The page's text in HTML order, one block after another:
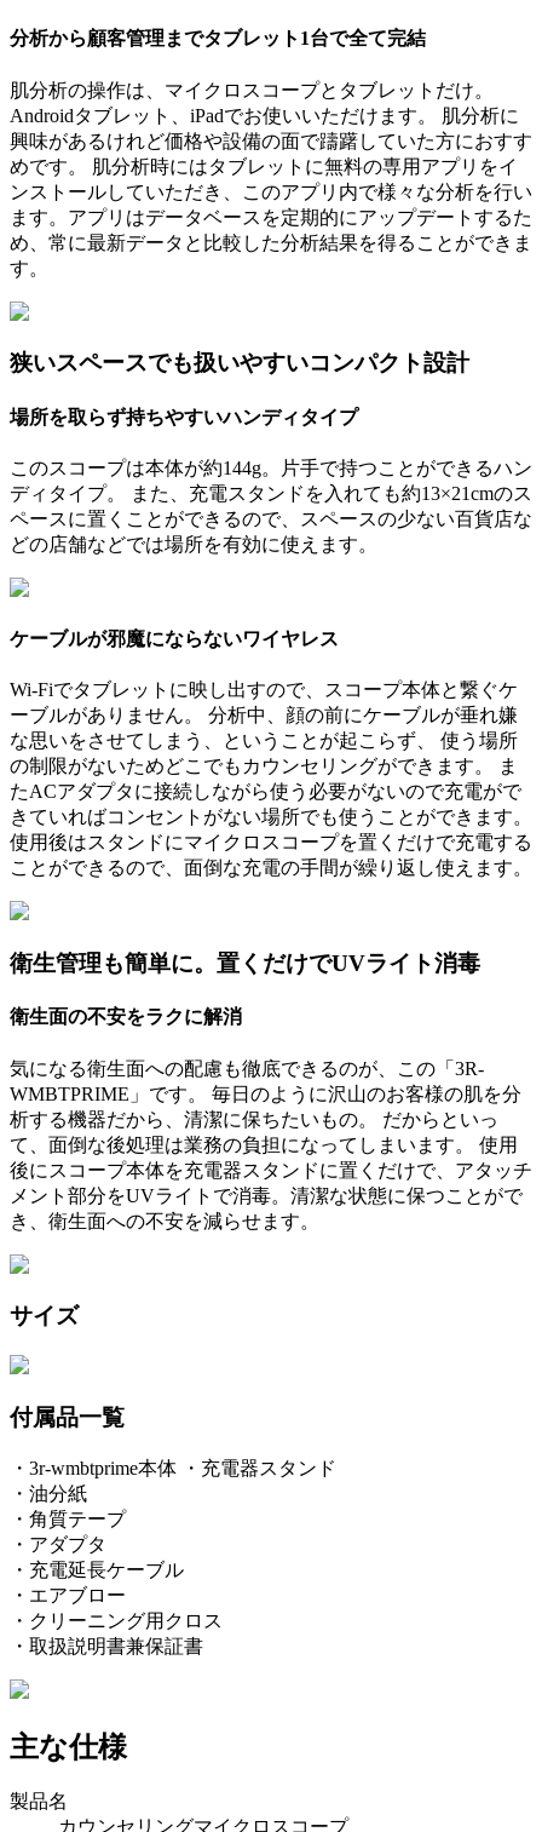
分析から顧客管理までタブレット1台で全て完結
肌分析の操作は、マイクロスコープとタブレットだけ。
Androidタブレット、iPadでお使いいただけます。 肌分析に
興味があるけれど価格や設備の面で躊躇していた方におすす
めです。 肌分析時にはタブレットに無料の専用アプリをイ
ンストールしていただき、このアプリ内で様々な分析を行い
ます。アプリはデータベースを定期的にアップデートするた
め、常に最新データと比較した分析結果を得ることができま
す。
狭いスペースでも扱いやすいコンパクト設計
場所を取らず持ちやすいハンディタイプ
このスコープは本体が約144g。片手で持つことができるハン
ディタイプ。 また、充電スタンドを入れても約13×21cmのス
ペースに置くことができるので、スペースの少ない百貨店な
どの店舗などでは場所を有効に使えます。
ケーブルが邪魔にならないワイヤレス
Wi-Fiでタブレットに映し出すので、スコープ本体と繋ぐケ
ーブルがありません。 分析中、顔の前にケーブルが垂れ嫌
な思いをさせてしまう、ということが起こらず、 使う場所
の制限がないためどこでもカウンセリングができます。 ま
たACアダプタに接続しながら使う必要がないので充電がで
きていればコンセントがない場所でも使うことができます。
使用後はスタンドにマイクロスコープを置くだけで充電する
ことができるので、面倒な充電の手間が繰り返し使えます。
衛生管理も簡単に。置くだけでUVライト消毒
衛生面の不安をラクに解消
気になる衛生面への配慮も徹底できるのが、この「3R-
WMBTPRIME」です。 毎日のように沢山のお客様の肌を分
析する機器だから、清潔に保ちたいもの。 だからといっ
て、面倒な後処理は業務の負担になってしまいます。 使用
後にスコープ本体を充電器スタンドに置くだけで、アタッチ
メント部分をUVライトで消毒。清潔な状態に保つことがで
き、衛生面への不安を減らせます。
サイズ
付属品一覧
・3r-wmbtprime本体 ・充電器スタンド
・油分紙
・角質テープ
・アダプタ
・充電延長ケーブル
・エアブロー
・クリーニング用クロス
・取扱説明書兼保証書
主な仕様
製品名
カウンセリングマイクロスコープ